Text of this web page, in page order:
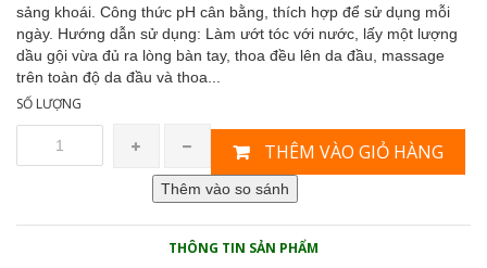
sảng khoái. Công thức pH cân bằng, thích hợp để sử dụng mỗi
ngày. Hướng dẫn sử dụng: Làm ướt tóc với nước, lấy một lượng
dầu gội vừa đủ ra lòng bàn tay, thoa đều lên da đầu, massage
trên toàn độ da đầu và thoa...
SỐ LƯỢNG
THÊM VÀO GIỎ HÀNG
THÔNG TIN SẢN PHẨM